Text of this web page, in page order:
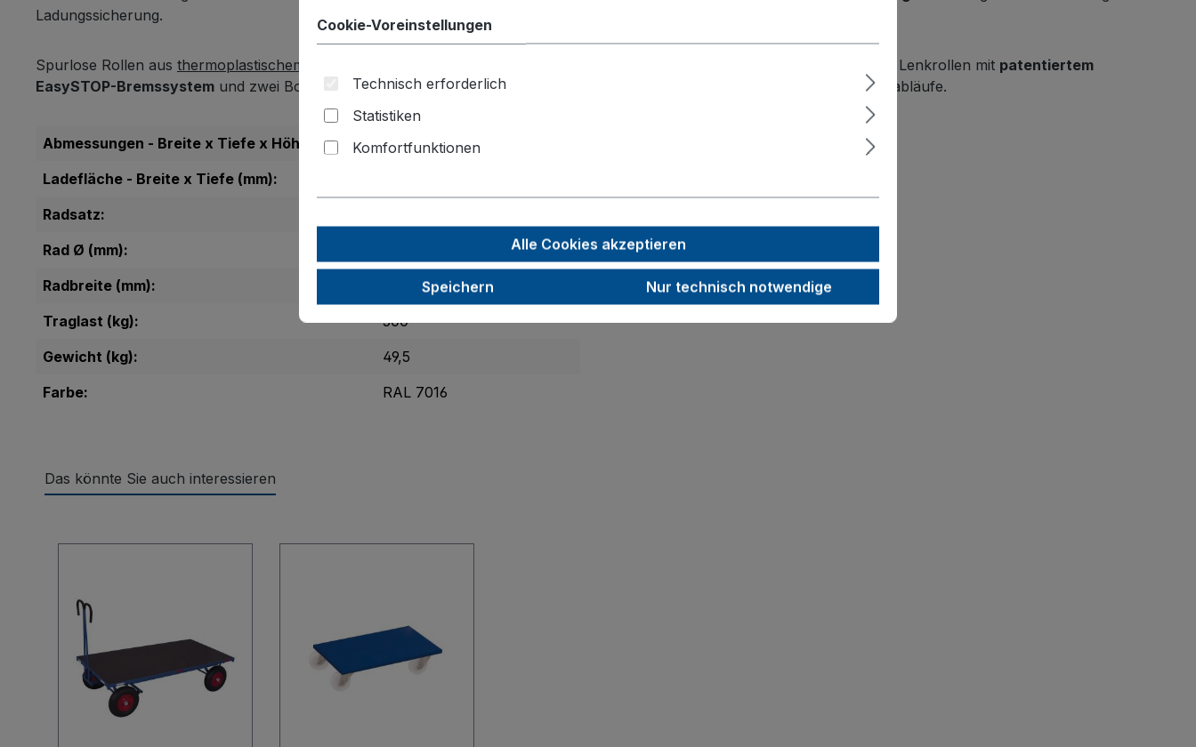
Ladungssicherung.
Spurlose Rollen aus thermoplastischem Gummi mit Faden- und Fußschutz ermöglichen leises, bodenschonendes Fahren. Zwei Lenkrollen mit patentiertem
EasySTOP-Bremssystem und zwei Bockrollen bieten präzise Kontrolle und sicheren Stand – ideal für anspruchsvolle Logistikabläufe.
Abmessungen - Breite x Tiefe x Höhe (mm):
1270 x 1070 x 720
Ladefläche - Breite x Tiefe (mm):
Radsatz:
Rad Ø (mm):
Radbreite (mm):
Traglast (kg):
500
Gewicht (kg):
49,5
Farbe:
RAL 7016
Das könnte Sie auch interessieren
Cookie-Voreinstellungen
Technisch erforderlich
Statistiken
Komfortfunktionen
Alle Cookies akzeptieren
Speichern Nur technisch notwendige